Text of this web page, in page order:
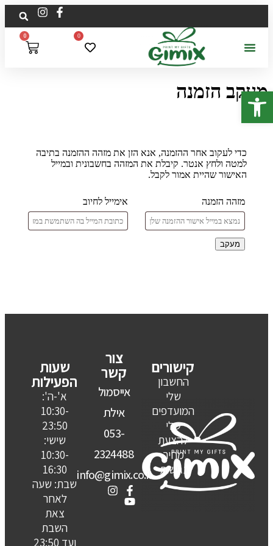
פתח סרגל נגישות
0
0
מעקב הזמנה
כדי לעקוב אחר ההזמנה, אנא הזן את מזהה ההזמנה בתיבה
למטה ולחץ אנטר. קיבלת את המזהה בחשבונית ובמייל
האישור שהיית אמור לקבל.
מזהה הזמנה אימייל לחיוב
מעקב
קישורים
החשבון
שלי
המועדפים
שלי
להצעת
מחיר
נגישות
צור
קשר
אייסמול
אילת
053-
2324488
info@gimix.co.il
שעות
הפעילות
א'-ה':
10:30-
23:50
שישי:
10:30-
16:30
שבת: שעה
לאחר
צאת
השבת
ועד 23:50